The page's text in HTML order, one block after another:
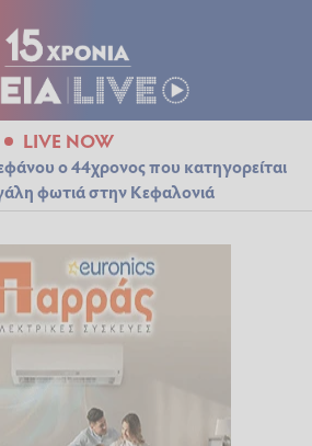
LIVE NOW
ο 44χρονος που κατηγορείται
φωτιά στην Κεφαλονιά